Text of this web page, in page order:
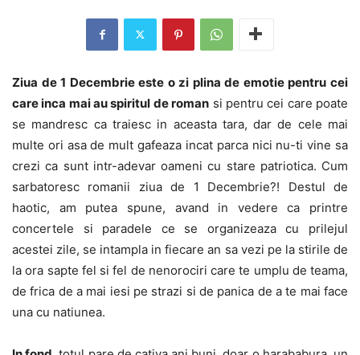
Ziua de 1 Decembrie este o zi plina de emotie pentru cei
care inca mai au spiritul de roman si pentru cei care poate
se mandresc ca traiesc in aceasta tara, dar de cele mai
multe ori asa de mult gafeaza incat parca nici nu-ti vine sa
crezi ca sunt intr-adevar oameni cu stare patriotica. Cum
sarbatoresc romanii ziua de 1 Decembrie?! Destul de
haotic, am putea spune, avand in vedere ca printre
concertele si paradele ce se organizeaza cu prilejul
acestei zile, se intampla in fiecare an sa vezi pe la stirile de
la ora sapte fel si fel de nenorociri care te umplu de teama,
de frica de a mai iesi pe strazi si de panica de a te mai face
una cu natiunea.